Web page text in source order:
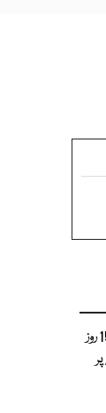
کراچی: لائنز ایریا کے مکینوں کا 15 روز